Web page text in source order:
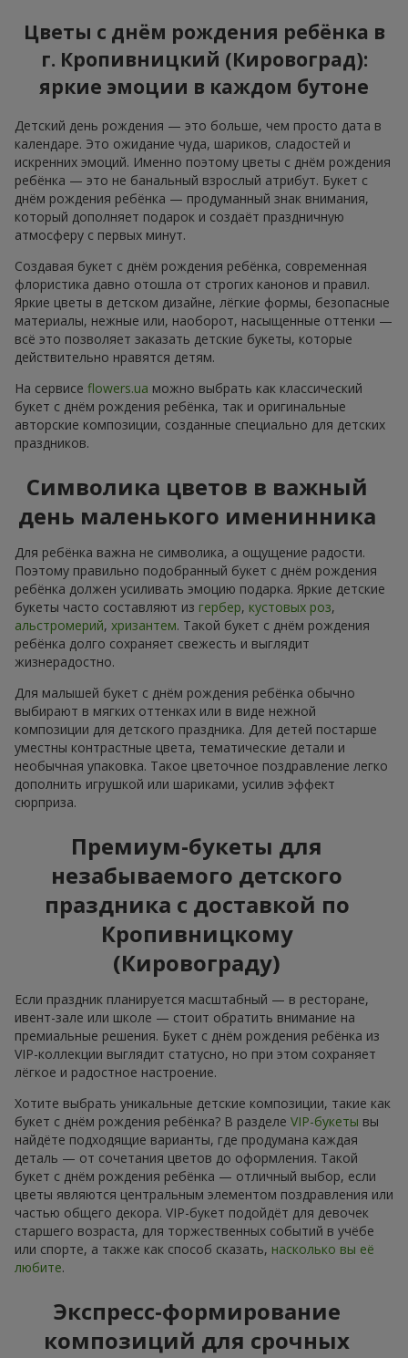
Цветы с днём рождения ребёнка в
г. Кропивницкий (Кировоград):
яркие эмоции в каждом бутоне
Детский день рождения — это больше, чем просто дата в
календаре. Это ожидание чуда, шариков, сладостей и
искренних эмоций. Именно поэтому цветы с днём рождения
ребёнка — это не банальный взрослый атрибут. Букет с
днём рождения ребёнка — продуманный знак внимания,
который дополняет подарок и создаёт праздничную
атмосферу с первых минут.
Создавая букет с днём рождения ребёнка, современная
флористика давно отошла от строгих канонов и правил.
Яркие цветы в детском дизайне, лёгкие формы, безопасные
материалы, нежные или, наоборот, насыщенные оттенки —
всё это позволяет заказать детские букеты, которые
действительно нравятся детям.
На сервисе flowers.ua можно выбрать как классический
букет с днём рождения ребёнка, так и оригинальные
авторские композиции, созданные специально для детских
праздников.
Символика цветов в важный
день маленького именинника
Для ребёнка важна не символика, а ощущение радости.
Поэтому правильно подобранный букет с днём рождения
ребёнка должен усиливать эмоцию подарка. Яркие детские
букеты часто составляют из гербер, кустовых роз,
альстромерий, хризантем. Такой букет с днём рождения
ребёнка долго сохраняет свежесть и выглядит
жизнерадостно.
Для малышей букет с днём рождения ребёнка обычно
выбирают в мягких оттенках или в виде нежной
композиции для детского праздника. Для детей постарше
уместны контрастные цвета, тематические детали и
необычная упаковка. Такое цветочное поздравление легко
дополнить игрушкой или шариками, усилив эффект
сюрприза.
Премиум-букеты для
незабываемого детского
праздника с доставкой по
Кропивницкому
(Кировограду)
Если праздник планируется масштабный — в ресторане,
ивент-зале или школе — стоит обратить внимание на
премиальные решения. Букет с днём рождения ребёнка из
VIP-коллекции выглядит статусно, но при этом сохраняет
лёгкое и радостное настроение.
Хотите выбрать уникальные детские композиции, такие как
букет с днём рождения ребёнка? В разделе VIP-букеты вы
найдёте подходящие варианты, где продумана каждая
деталь — от сочетания цветов до оформления. Такой
букет с днём рождения ребёнка — отличный выбор, если
цветы являются центральным элементом поздравления или
частью общего декора. VIP-букет подойдёт для девочек
старшего возраста, для торжественных событий в учёбе
или спорте, а также как способ сказать, насколько вы её
любите.
Экспресс-формирование
композиций для срочных